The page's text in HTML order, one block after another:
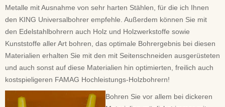
Metalle mit Ausnahme von sehr harten Stählen, für die ich Ihnen
den KING Universalbohrer empfehle. Außerdem können Sie mit
den Edelstahlbohrern auch Holz und Holzwerkstoffe sowie
Kunststoffe aller Art bohren, das optimale Bohrergebnis bei diesen
Materialien erhalten Sie mit den mit Seitenschneiden ausgerüsteten
und auch sonst auf diese Materialien hin optimierten, freilich auch
kostspieligeren FAMAG Hochleistungs-Holzbohrern!
Bohren Sie vor allem bei dickeren